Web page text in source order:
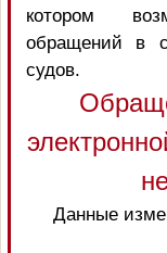
котором
обращений в
судов.
Данные